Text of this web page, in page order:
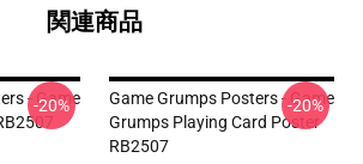
関連商品
- Game
-20%
Game Grumps Posters - Game
Grumps Playing Card Poster
RB2507
-20%